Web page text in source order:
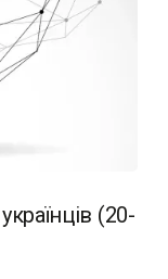
(20-